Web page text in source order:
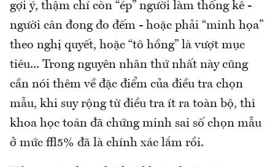
gợi ý, thậm chí còn “ép” người làm thống kê -
người cân đong đo đếm - hoặc phải “minh họa”
theo nghị quyết, hoặc “tô hồng” là vượt mục
tiêu... Trong nguyên nhân thứ nhất này cũng
cần nói thêm về đặc điểm của điều tra chọn
mẫu, khi suy rộng từ điều tra ít ra toàn bộ, thì
khoa học toán đã chứng minh sai số chọn mẫu
ở mức ±5% đã là chính xác lắm rồi.